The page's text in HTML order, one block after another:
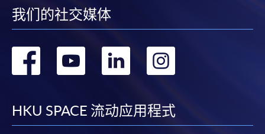
我们的社交媒体
转
facebook
转
youtube
转
linkedin
转
HKU SPACE 流动应用程式